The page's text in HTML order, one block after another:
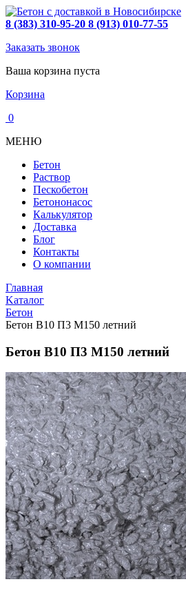
8 (383) 310-95-20 8 (913) 010-77-55
Заказать звонок
Ваша корзина пуста
Корзина
0
МЕНЮ
Бетон
Раствор
Пескобетон
Бетононасос
Калькулятор
Доставка
Блог
Контакты
О компании
Главная
Kаталог
Бетон
Бетон В10 П3 М150 летний
Бетон В10 П3 М150 летний